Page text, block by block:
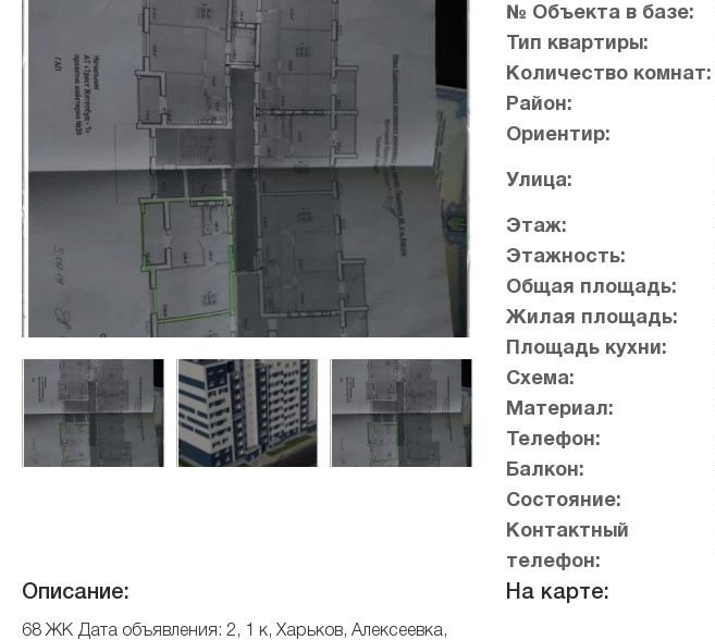
Агенство
недвижимости
"Аверс"
№ Объекта в базе:
Тип квартиры:
Количество комнат:
Район:
Ориентир:
Улица:
Этаж:
Этажность:
Общая площадь:
Жилая площадь:
Площадь кухни:
Схема:
Материал:
Телефон:
Балкон:
Состояние:
Контактный
телефон:
Описание:
68 ЖК Дата объявления: 2, 1 к, Харьков, Алексеевка,
На карте: